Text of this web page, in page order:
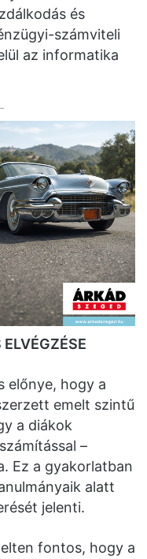
és
számviteli
az informatika
előnye, hogy a
emelt szintű
a diákok
–
Ez a gyakorlatban
alatt
jelenti.
fontos, hogy a